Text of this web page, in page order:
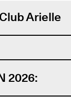
Arielle
2026: